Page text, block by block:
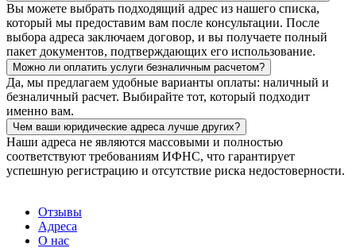
Вы можете выбрать подходящий адрес из нашего списка,
который мы предоставим вам после консультации. После
выбора адреса заключаем договор, и вы получаете полный
пакет документов, подтверждающих его использование.
Можно ли оплатить услуги безналичным расчетом?
Да, мы предлагаем удобные варианты оплаты: наличный и
безналичный расчет. Выбирайте тот, который подходит
именно вам.
Чем ваши юридические адреса лучше других?
Наши адреса не являются массовыми и полностью
соответствуют требованиям ИФНС, что гарантирует
успешную регистрацию и отсутствие риска недостоверности.
Отзывы
Адреса
О нас